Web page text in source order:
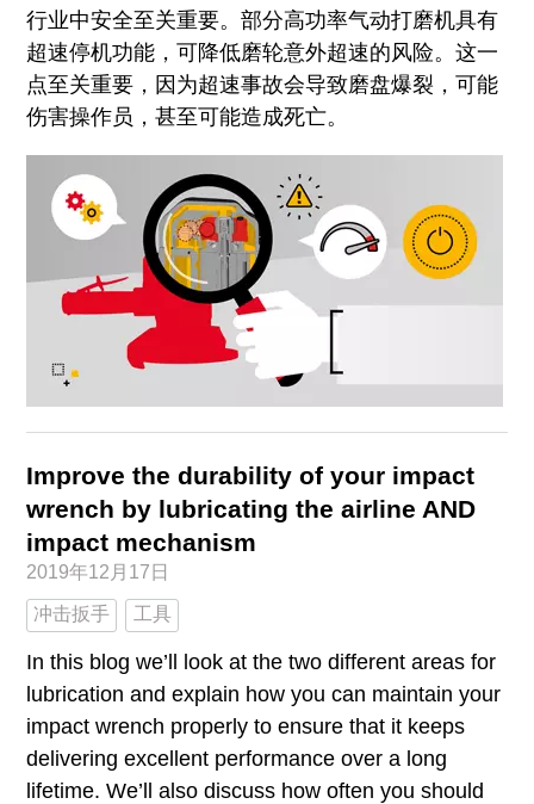
行业中安全至关重要。部分高功率气动打磨机具有
超速停机功能，可降低磨轮意外超速的风险。这一
点至关重要，因为超速事故会导致磨盘爆裂，可能
伤害操作员，甚至可能造成死亡。
Improve the durability of your impact
wrench by lubricating the airline AND
impact mechanism
2019年12月17日
冲击扳手 工具
In this blog we’ll look at the two different areas for
lubrication and explain how you can maintain your
impact wrench properly to ensure that it keeps
delivering excellent performance over a long
lifetime. We’ll also discuss how often you should